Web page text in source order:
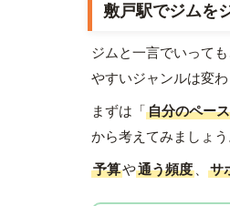
敷戸駅でジムを
ジムと一言でいって
やすいジャンルは変わ
まずは「自分のペー
から考えてみましょう
予算や通う頻度 、 サ